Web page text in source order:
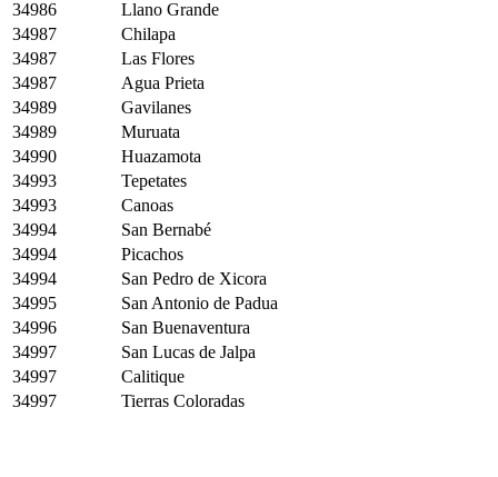
34986
Llano Grande
34987
Chilapa
34987
Las Flores
34987
Agua Prieta
34989
Gavilanes
34989
Muruata
34990
Huazamota
34993
Tepetates
34993
Canoas
34994
San Bernabé
34994
Picachos
34994
San Pedro de Xicora
34995
San Antonio de Padua
34996
San Buenaventura
34997
San Lucas de Jalpa
34997
Calitique
34997
Tierras Coloradas